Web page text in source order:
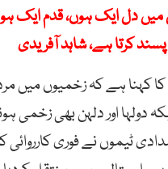
دل ایک ہوں، قدم ایک
کرتا ہے، شاہد آفریدی
کا کہنا ہے کہ زخمیوں میں
دولہا اور دلہن بھی زخمی
ٹیموں نے فوری کارروائی